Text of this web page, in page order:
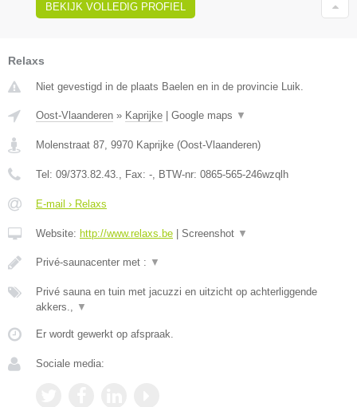
BEKIJK VOLLEDIG PROFIEL
Relaxs
Niet gevestigd in de plaats Baelen en in de provincie Luik.
Oost-Vlaanderen » Kaprijke | Google maps ▼
Molenstraat 87 9970 Kaprijke (Oost-Vlaanderen)
Tel: 09/373.82.43. , Fax: - , BTW-nr: 0865-565-246wzqlh
E-mail › Relaxs
Website: http://www.relaxs.be | Screenshot ▼
Privé-saunacenter met : ▼
Privé sauna en tuin met jacuzzi en uitzicht op achterliggende
akkers.,
▼
Er wordt gewerkt op afspraak.
Sociale media: